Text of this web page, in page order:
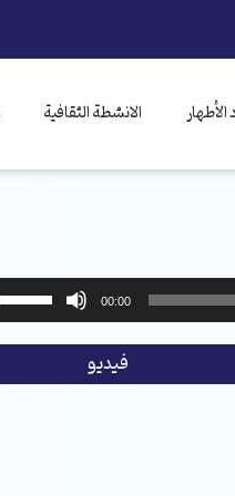
الانشطة الثقافية
00:00
فيديو